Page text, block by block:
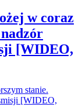
w coraz
[WIDEO,